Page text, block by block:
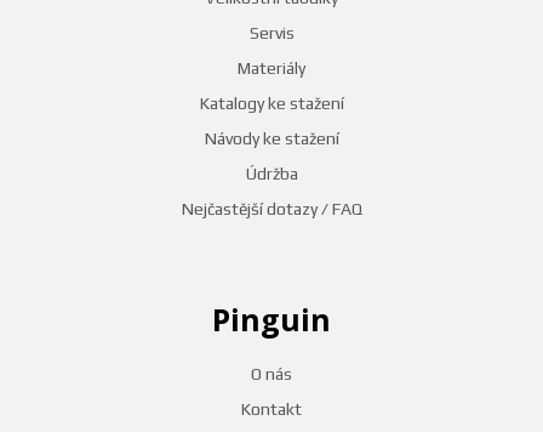
Servis
Materiály
Katalogy ke stažení
Návody ke stažení
Údržba
Nejčastější dotazy / FAQ
Pinguin
O nás
Kontakt